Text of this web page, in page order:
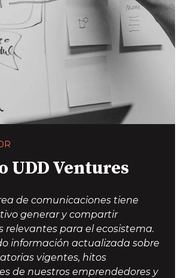
UDD Ventures
de comunicaciones tiene
generar y compartir
relevantes para el ecosistema.
información actualizada sobre
vigentes, hitos
de nuestros emprendedores y